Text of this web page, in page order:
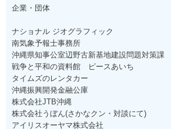
企業・団体
ナショナル ジオグラフィック
南気象予報士事務所
沖縄県知事公室辺野古新基地建設問題対策課
戦争と平和の資料館 ピースあいち
タイムズのレンタカー
沖縄振興開発金融公庫
株式会社JTB沖縄
株式会社うぼん(さかなクン・対談にて)
アイリスオーヤマ株式会社